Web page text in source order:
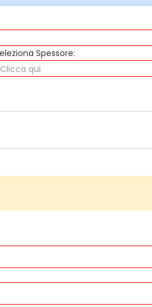
Spessore:
Clicca qui